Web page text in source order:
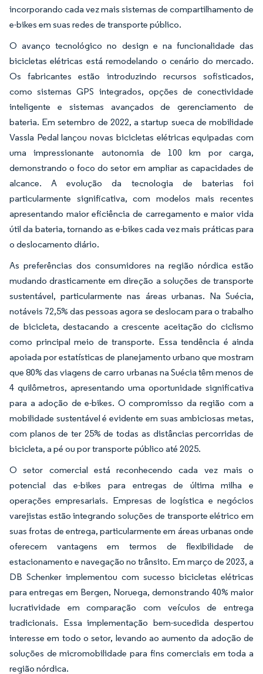
incorporando cada vez mais sistemas de compartilhamento de
e-bikes em suas redes de transporte público.
O avanço tecnológico no design e na funcionalidade das
bicicletas elétricas está remodelando o cenário do mercado.
Os fabricantes estão introduzindo recursos sofisticados,
como sistemas GPS integrados, opções de conectividade
inteligente e sistemas avançados de gerenciamento de
bateria. Em setembro de 2022, a startup sueca de mobilidade
Vassla Pedal lançou novas bicicletas elétricas equipadas com
uma impressionante autonomia de 100 km por carga,
demonstrando o foco do setor em ampliar as capacidades de
alcance. A evolução da tecnologia de baterias foi
particularmente significativa, com modelos mais recentes
apresentando maior eficiência de carregamento e maior vida
útil da bateria, tornando as e-bikes cada vez mais práticas para
o deslocamento diário.
As preferências dos consumidores na região nórdica estão
mudando drasticamente em direção a soluções de transporte
sustentável, particularmente nas áreas urbanas. Na Suécia,
notáveis 72,5% das pessoas agora se deslocam para o trabalho
de bicicleta, destacando a crescente aceitação do ciclismo
como principal meio de transporte. Essa tendência é ainda
apoiada por estatísticas de planejamento urbano que mostram
que 80% das viagens de carro urbanas na Suécia têm menos de
4 quilômetros, apresentando uma oportunidade significativa
para a adoção de e-bikes. O compromisso da região com a
mobilidade sustentável é evidente em suas ambiciosas metas,
com planos de ter 25% de todas as distâncias percorridas de
bicicleta, a pé ou por transporte público até 2025.
O setor comercial está reconhecendo cada vez mais o
potencial das e-bikes para entregas de última milha e
operações empresariais. Empresas de logística e negócios
varejistas estão integrando soluções de transporte elétrico em
suas frotas de entrega, particularmente em áreas urbanas onde
oferecem vantagens em termos de flexibilidade de
estacionamento e navegação no trânsito. Em março de 2023, a
DB Schenker implementou com sucesso bicicletas elétricas
para entregas em Bergen, Noruega, demonstrando 40% maior
lucratividade em comparação com veículos de entrega
tradicionais. Essa implementação bem-sucedida despertou
interesse em todo o setor, levando ao aumento da adoção de
soluções de micromobilidade para fins comerciais em toda a
região nórdica.